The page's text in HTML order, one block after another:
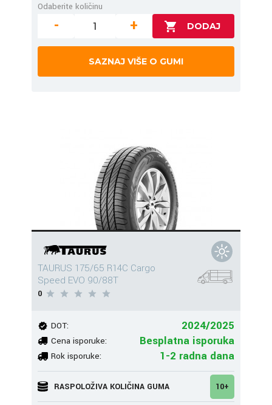
Odaberite količinu
- +
SAZNAJ VIŠE O GUMI
TAURUS 175/65 R14C Cargo
Speed EVO 90/88T
0
DOT: 2024/2025
Cena isporuke: Besplatna isporuka
Rok isporuke: 1-2 radna dana
RASPOLOŽIVA KOLIČINA GUMA 10+